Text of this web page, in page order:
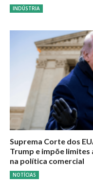
INDÚSTRIA
Suprema Corte dos
Trump e impõe limites
na política comercial
NOTÍCIAS